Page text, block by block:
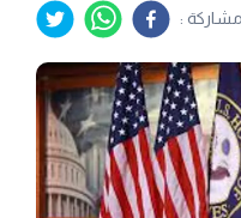
مشاركة :